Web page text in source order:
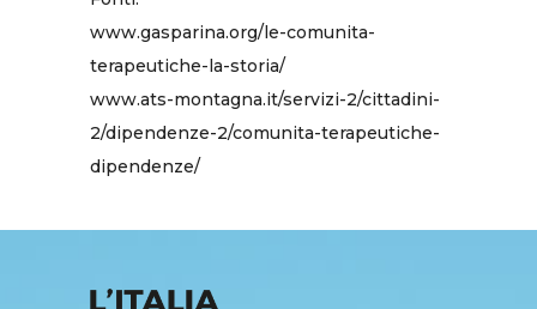
www.gasparina.org/le-comunita-
terapeutiche-la-storia/
www.ats-montagna.it/servizi-2/cittadini-
2/dipendenze-2/comunita-terapeutiche-
dipendenze/